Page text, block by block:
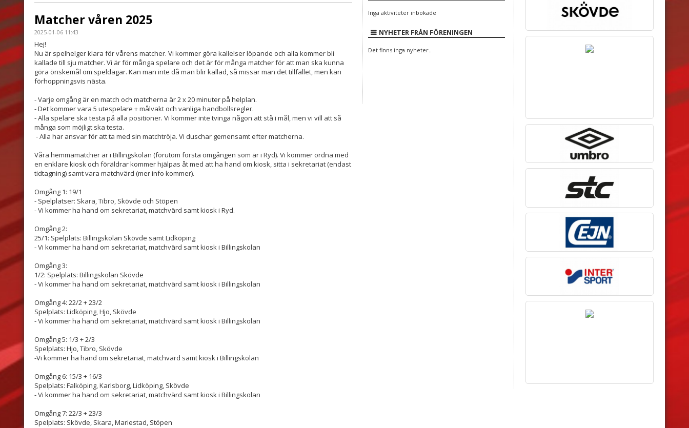
Matcher våren 2025
2025-01-06 11:43
Hej!
Nu är spelhelger klara för vårens matcher. Vi kommer göra kallelser löpande och alla kommer bli
kallade till sju matcher. Vi är för många spelare och det är för många matcher för att man ska kunna
göra önskemål om speldagar. Kan man inte då man blir kallad, så missar man det tillfället, men kan
förhoppningsvis nästa.
- Varje omgång är en match och matcherna är 2 x 20 minuter på helplan.
- Det kommer vara 5 utespelare + målvakt och vanliga handbollsregler.
- Alla spelare ska testa på alla positioner. Vi kommer inte tvinga någon att stå i mål, men vi vill att så
många som möjligt ska testa.
- Alla har ansvar för att ta med sin matchtröja. Vi duschar gemensamt efter matcherna.
Våra hemmamatcher är i Billingskolan (förutom första omgången som är i Ryd). Vi kommer ordna med
en enklare kiosk och föräldrar kommer hjälpas åt med att ha hand om kiosk, sitta i sekretariat (endast
tidtagning) samt vara matchvärd (mer info kommer).
Omgång 1: 19/1
- Spelplatser: Skara, Tibro, Skövde och Stöpen
- Vi kommer ha hand om sekretariat, matchvärd samt kiosk i Ryd.
Omgång 2:
25/1: Spelplats: Billingskolan Skövde samt Lidköping
- Vi kommer ha hand om sekretariat, matchvärd samt kiosk i Billingskolan
Omgång 3:
1/2: Spelplats: Billingskolan Skövde
- Vi kommer ha hand om sekretariat, matchvärd samt kiosk i Billingskolan
Omgång 4: 22/2 + 23/2
Spelplats: Lidköping, Hjo, Skövde
- Vi kommer ha hand om sekretariat, matchvärd samt kiosk i Billingskolan
Omgång 5: 1/3 + 2/3
Spelplats: Hjo, Tibro, Skövde
-Vi kommer ha hand om sekretariat, matchvärd samt kiosk i Billingskolan
Omgång 6: 15/3 + 16/3
Spelplats: Falköping, Karlsborg, Lidköping, Skövde
- Vi kommer ha hand om sekretariat, matchvärd samt kiosk i Billingskolan
Omgång 7: 22/3 + 23/3
Spelplats: Skövde, Skara, Mariestad, Stöpen
Inga aktiviteter inbokade
NYHETER FRÅN FÖRENINGEN
Det finns inga nyheter..